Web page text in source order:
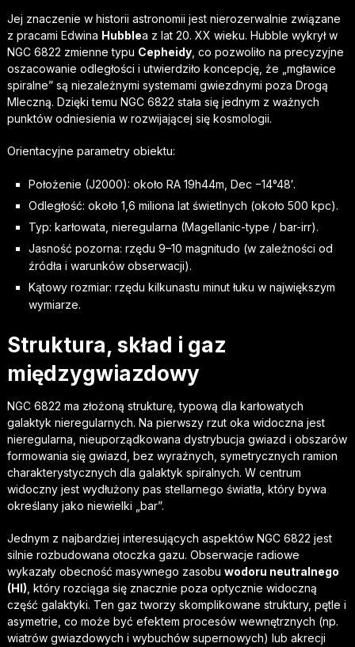
Jej znaczenie w historii astronomii jest nierozerwalnie związane
z pracami Edwina Hubblea z lat 20. XX wieku. Hubble wykrył w
NGC 6822 zmienne typu Cepheidy, co pozwoliło na precyzyjne
oszacowanie odległości i utwierdziło koncepcję, że „mgławice
spiralne” są niezależnymi systemami gwiezdnymi poza Drogą
Mleczną. Dzięki temu NGC 6822 stała się jednym z ważnych
punktów odniesienia w rozwijającej się kosmologii.
Orientacyjne parametry obiektu:
Położenie (J2000): około RA 19h44m, Dec −14°48′.
Odległość: około 1,6 miliona lat świetlnych (około 500 kpc).
Typ: karłowata, nieregularna (Magellanic-type / bar-irr).
Jasność pozorna: rzędu 9–10 magnitudo (w zależności od
źródła i warunków obserwacji).
Kątowy rozmiar: rzędu kilkunastu minut łuku w największym
wymiarze.
Struktura, skład i gaz
międzygwiazdowy
NGC 6822 ma złożoną strukturę, typową dla karłowatych
galaktyk nieregularnych. Na pierwszy rzut oka widoczna jest
nieregularna, nieuporządkowana dystrybucja gwiazd i obszarów
formowania się gwiazd, bez wyraźnych, symetrycznych ramion
charakterystycznych dla galaktyk spiralnych. W centrum
widoczny jest wydłużony pas stellarnego światła, który bywa
określany jako niewielki „bar”.
Jednym z najbardziej interesujących aspektów NGC 6822 jest
silnie rozbudowana otoczka gazu. Obserwacje radiowe
wykazały obecność masywnego zasobu wodoru neutralnego
(HI) , który rozciąga się znacznie poza optycznie widoczną
część galaktyki. Ten gaz tworzy skomplikowane struktury, pętle i
asymetrie, co może być efektem procesów wewnętrznych (np.
wiatrów gwiazdowych i wybuchów supernowych) lub akrecji